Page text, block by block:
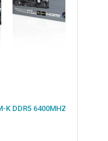
ASUS PRIME B650M-K DDR5 6400MHZ 1XVGA 1XHDMI 2XM.2 USB 3.2 MATX AM5 (AMD AM5 9000/8000/7000 SERİLERİ İLE UYUMLU)